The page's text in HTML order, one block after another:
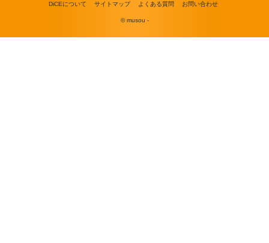
DiCEについて サイトマップ よくある質問 お問い合わせ
© musou -